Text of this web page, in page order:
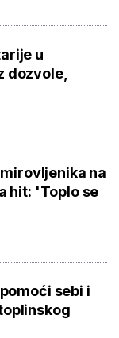
u
dozvole,
na
hit: 'Toplo se
sebi i